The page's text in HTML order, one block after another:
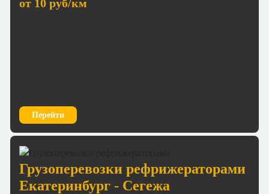
от 10 руб/км
Перейти
Грузоперевозки рефрижераторами
Екатеринбург - Сегежа